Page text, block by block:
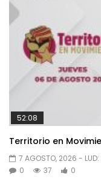
52:08
Territorio en
7 AGOSTO, 2026 - LUD:
0
37 0